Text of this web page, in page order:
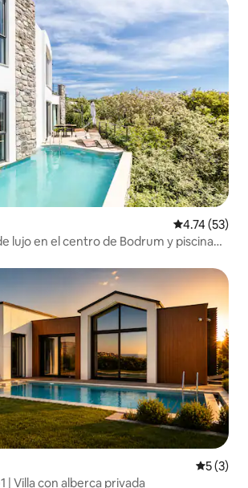
Calificación
4.74 (53)
lujo en el centro de Bodrum y piscina
5 (3)
| Villa con alberca privada